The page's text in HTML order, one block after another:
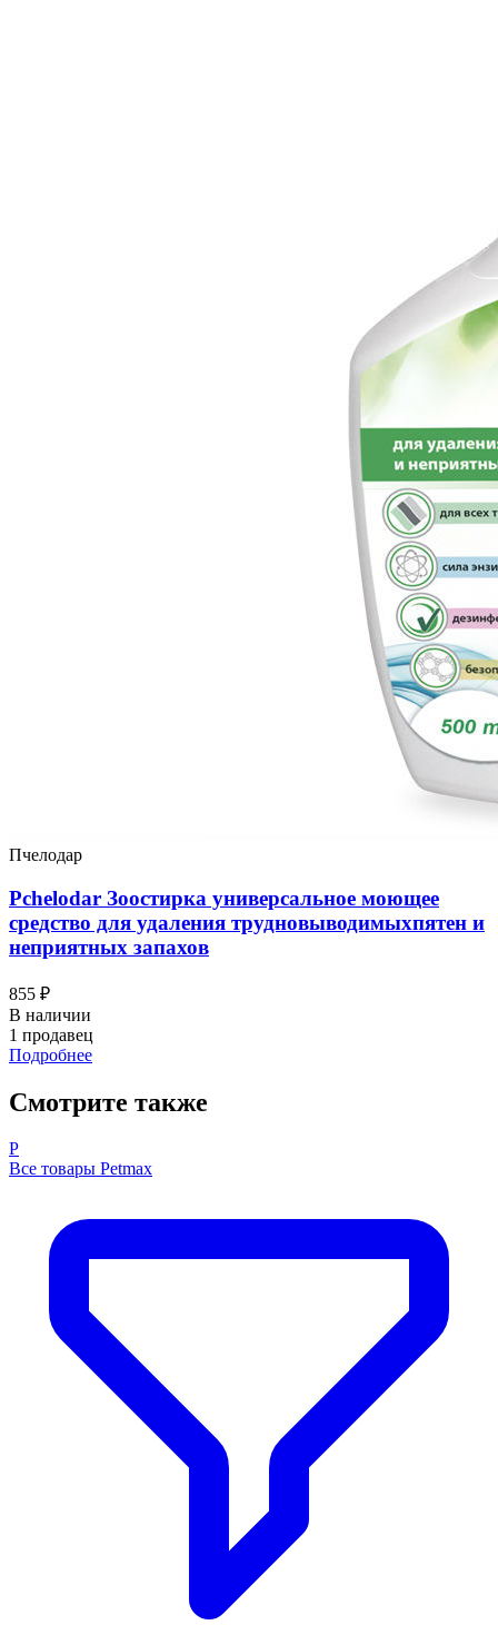
Пчелодар
Pchelodar Зоостирка универсальное моющее
средство для удаления трудновыводимыхпятен и
неприятных запахов
855 ₽
В наличии
1 продавец
Подробнее
Смотрите также
P
Все товары Petmax